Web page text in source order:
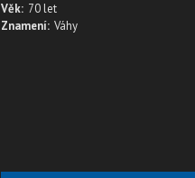
Věk: 70 let
Znamení: Váhy